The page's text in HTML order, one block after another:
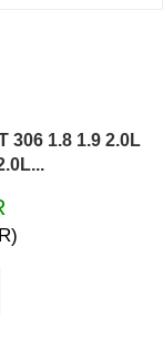
306 1.8 1.9 2.0L